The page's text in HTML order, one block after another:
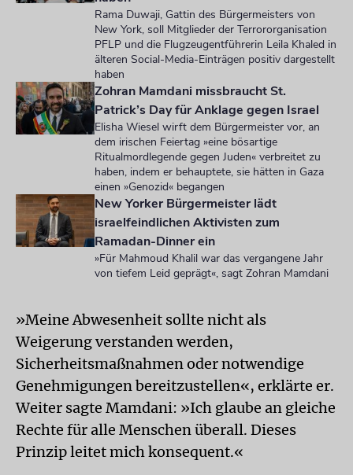
Rama Duwaji, Gattin des Bürgermeisters von
New York, soll Mitglieder der Terrororganisation
PFLP und die Flugzeugentführerin Leila Khaled in
älteren Social-Media-Einträgen positiv dargestellt
haben
Zohran Mamdani missbraucht St.
Patrick’s Day für Anklage gegen Israel
Elisha Wiesel wirft dem Bürgermeister vor, an
dem irischen Feiertag »eine bösartige
Ritualmordlegende gegen Juden« verbreitet zu
haben, indem er behauptete, sie hätten in Gaza
einen »Genozid« begangen
New Yorker Bürgermeister lädt
israelfeindlichen Aktivisten zum
Ramadan-Dinner ein
»Für Mahmoud Khalil war das vergangene Jahr
von tiefem Leid geprägt«, sagt Zohran Mamdani
»Meine Abwesenheit sollte nicht als
Weigerung verstanden werden,
Sicherheitsmaßnahmen oder notwendige
Genehmigungen bereitzustellen«, erklärte er.
Weiter sagte Mamdani: »Ich glaube an gleiche
Rechte für alle Menschen überall. Dieses
Prinzip leitet mich konsequent.«